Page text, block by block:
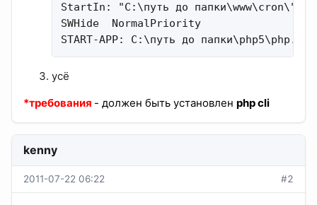
StartIn: "C:\путь до папки\www\cron\"
SWHide  NormalPriority
START-APP: C:\путь до
усё
*требования - должен быть установлен php cli
kenny
2011-07-22 06:22 #2